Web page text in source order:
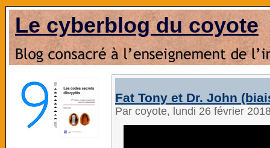
Le cyberblog du coyote
Fat Tony et Dr. John
Par coyote, lundi 26 février